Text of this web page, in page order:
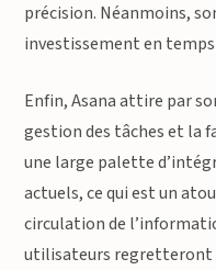
précision. Néanmoins,
investissement en
Enfin, Asana attire par
gestion des tâches et la
une large palette
actuels, ce qui est un
circulation de
utilisateurs regretteront